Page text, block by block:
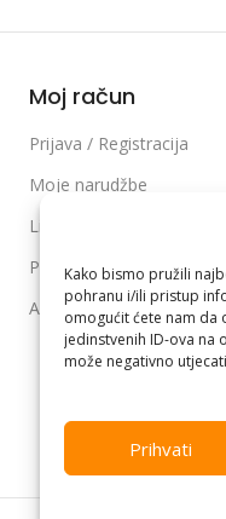
Kako bismo pružili
pohranu i/ili pristup
omogućit ćete nam
jedinstvenih ID-ova na
može negativno
Prihvati
Moj račun
Prijava / Registracija
Moje narudžbe
Lista želja
Poređenje proizvoda
Adrese i podaci profila